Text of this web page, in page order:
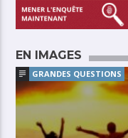
EN IMAGES
GRANDES QUESTIONS